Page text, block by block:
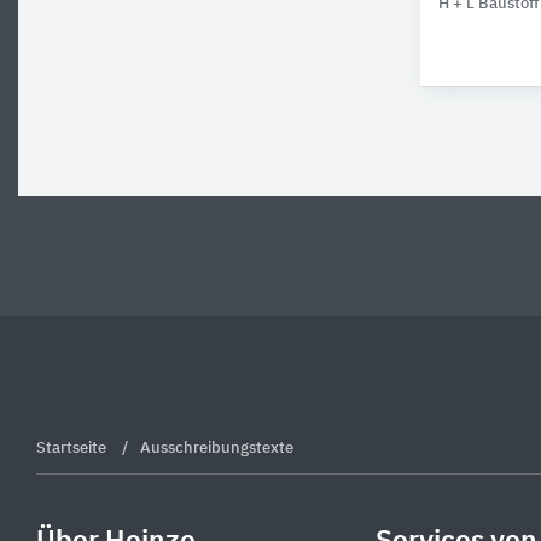
H + L
Startseite Ausschreibungstexte